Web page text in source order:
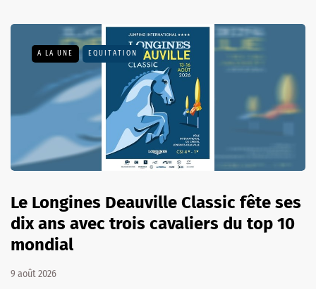
A LA UNE EQUITATION
Le Longines Deauville Classic fête ses
dix ans avec trois cavaliers du top 10
mondial
9 août 2026